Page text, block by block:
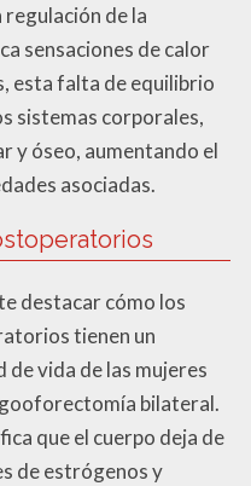
de la
sensaciones de calor
esta falta de equilibrio
sistemas corporales,
y óseo, aumentando el
asociadas.
destacar cómo los
tienen un
vida de las mujeres
bilateral.
que el cuerpo deja de
de estrógenos y